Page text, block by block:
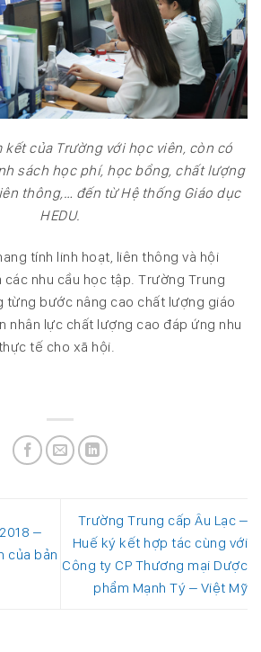
của Trường với học viên, còn có
sách học phí, học bổng, chất lượng
thông,… đến từ Hệ thống Giáo dục
HEDU.
tính linh hoạt, liên thông và hội
nhu cầu học tập. Trường Trung
từng bước nâng cao chất lượng giáo
nhân lực chất lượng cao đáp ứng nhu
tế cho xã hội.
–
của bản
Trường Trung cấp Âu Lạc –
Huế ký kết hợp tác cùng với
Công ty CP Thương mại Dược
phẩm Mạnh Tý – Việt Mỹ